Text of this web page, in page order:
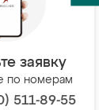
заявку
по номерам
511-89-55